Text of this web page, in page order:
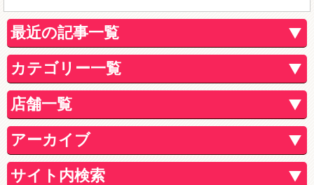
最近の記事一覧
カテゴリー一覧
店舗一覧
アーカイブ
サイト内検索